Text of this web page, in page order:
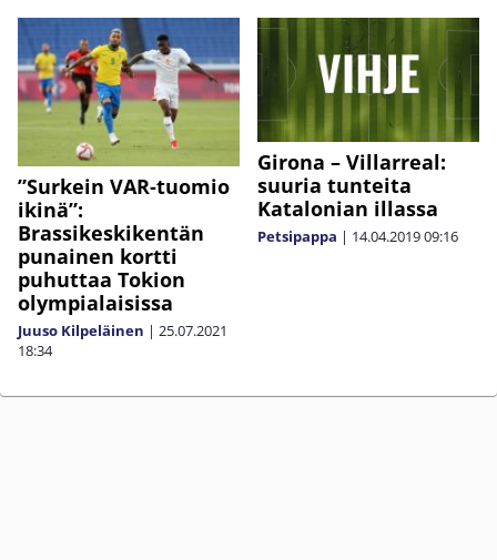
”Surkein VAR-tuomio
ikinä”:
Brassikeskikentän
punainen kortti
puhuttaa Tokion
olympialaisissa
Juuso Kilpeläinen | 25.07.2021
18:34
Girona – Villarreal:
suuria tunteita
Katalonian illassa
Petsipappa | 14.04.201909:16